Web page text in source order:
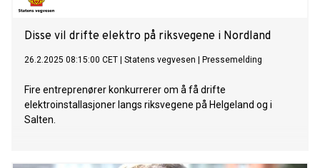
Disse vil drifte elektro på riksvegene i Nordland
26.2.2025 08:15:00 CET Statens vegvesen Pressemelding
Fire entreprenører konkurrerer om å få drifte
elektroinstallasjoner langs riksvegene på Helgeland og i
Salten.